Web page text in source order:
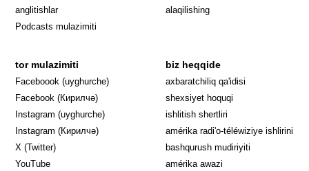
anglitishlar
Podcasts mulazimiti
alaqilishing
tor mulazimiti
Faceboook (uyghurche) Opens in new window
Facebook (Кирилчә) Opens in new window
Instagram (uyghurche) Opens in new window
Instagram (Кирилчә) Opens in new window
X (Twitter)
YouTube
biz heqqide
axbaratchiliq qa'idisi
shexsiyet hoquqi
ishlitish shertliri
amérika radi'o-téléwiziye ishlirini
bashqurush mudiriyiti
amérika awazi